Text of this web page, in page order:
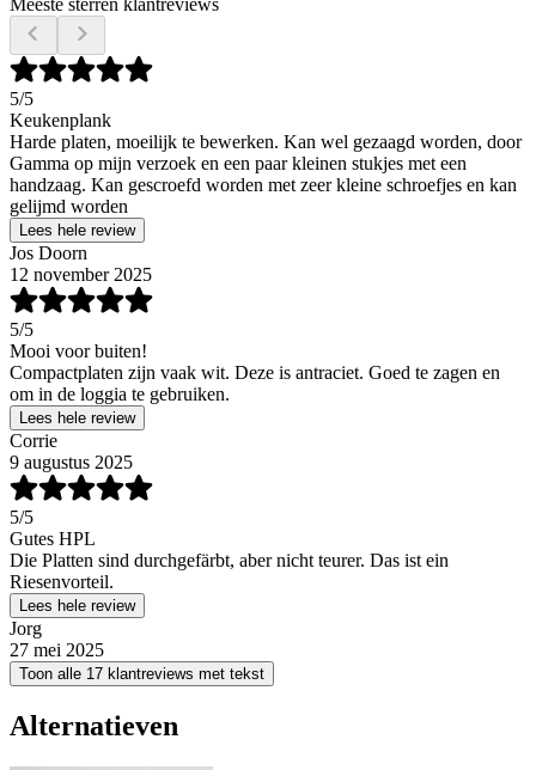
Meeste sterren klantreviews
5/5
Keukenplank
Harde platen, moeilijk te bewerken. Kan wel gezaagd worden, door
Gamma op mijn verzoek en een paar kleinen stukjes met een
handzaag. Kan gescroefd worden met zeer kleine schroefjes en kan
gelijmd worden
Lees hele review
Jos Doorn
12 november 2025
5/5
Mooi voor buiten!
Compactplaten zijn vaak wit. Deze is antraciet. Goed te zagen en
om in de loggia te gebruiken.
Lees hele review
Corrie
9 augustus 2025
5/5
Gutes HPL
Die Platten sind durchgefärbt, aber nicht teurer. Das ist ein
Riesenvorteil.
Lees hele review
Jorg
27 mei 2025
Toon alle 17 klantreviews met tekst
Alternatieven